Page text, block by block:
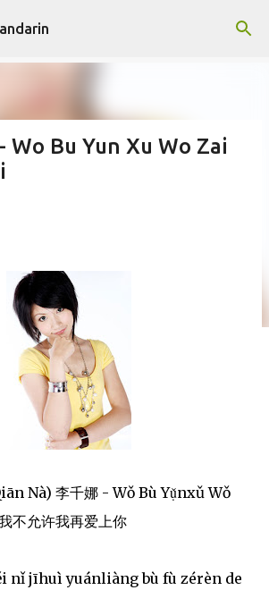
Skip to main content
Wo Bu Yun Xu Wo Zai
Nà) 李千娜 - Wǒ Bù Yụ̌nxǔ Wǒ
不允许我再爱上你
nǐ jīhuì yuánliàng bù fù zérèn de